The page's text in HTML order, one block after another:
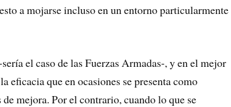
a mojarse incluso en un entorno particularmente
el caso de las Fuerzas Armadas-, y en el mejor
eficacia que en ocasiones se presenta como
mejora. Por el contrario, cuando lo que se